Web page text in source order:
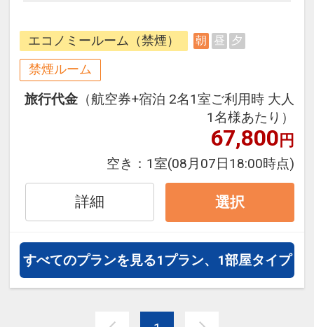
・ホテル⇔JR舞浜駅間、ホテル⇔東
京ディズニーランド（R）間は無料
シャトルバスがご利用いただけま
す。
※運行ダイヤなど詳細はホテルホー
ムページをご覧いただくかお問い合
たスタンダードな＜朝食付き＞プラ
ンです（12/30～1/1は夕朝食付）。
できるダイナミックパッケージだか
にも最適！
旅行期間中の1泊だけの宿泊や延
エコノミールーム（禁煙） 朝 昼 夕
禁煙ルーム
旅行代金 （航空券+宿泊 2名1室ご利用時 大人
1名様あたり）
67,800円
空き： 1室(08月07日18:00時点)
詳細 選択
すべてのプランを見る1プラン、1部屋タイプ